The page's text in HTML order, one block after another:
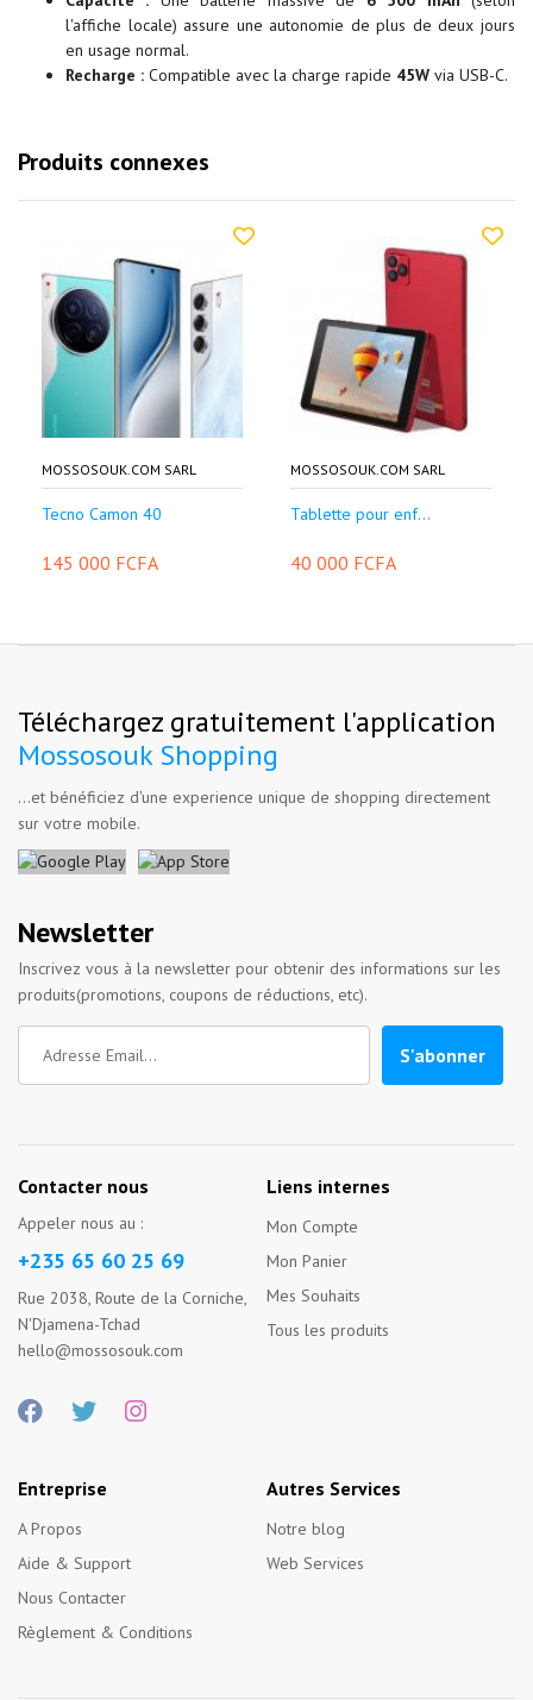
l'affiche locale) assure une autonomie de plus de deux jours
en usage normal.
Recharge : Compatible avec la charge rapide 45W via USB-C.
Produits connexes
MOSSOSOUK.COM SARL
Tecno Camon 40
145 000 FCFA
MOSSOSOUK.COM SARL
Tablette pour enf...
40 000 FCFA
Téléchargez gratuitement l'application
Mossosouk Shopping
...et bénéficiez d'une experience unique de shopping directement
sur votre mobile.
Newsletter
Inscrivez vous à la newsletter pour obtenir des informations sur les
produits(promotions, coupons de réductions, etc).
S'abonner
Contacter nous
Appeler nous au :
+235 65 60 25 69
Rue 2038, Route de la Corniche,
N'Djamena-Tchad
hello@mossosouk.com
Liens internes
Mon Compte
Mon Panier
Mes Souhaits
Tous les produits
Entreprise
A Propos
Aide & Support
Nous Contacter
Règlement & Conditions
Autres Services
Notre blog
Web Services